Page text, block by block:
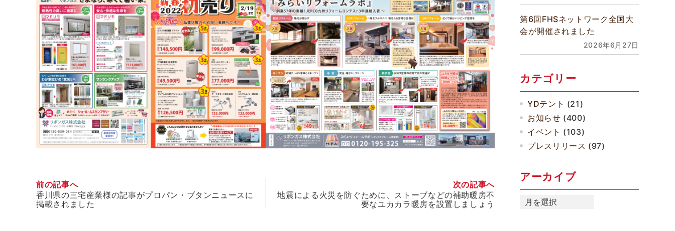
前の記事へ
香川県の三宅産業様の記事がプロパン・ブタンニュースに
掲載されました
次の記事へ
地震による火災を防ぐために、ストーブなどの補助暖房不
要なユカカラ暖房を設置しましょう
第6回FHSネットワーク全国大
会が開催されました
2026年6月27日
カテゴリー
YDテント (21)
お知らせ (400)
イベント (103)
プレスリリース (97)
アーカイブ
ア
ー